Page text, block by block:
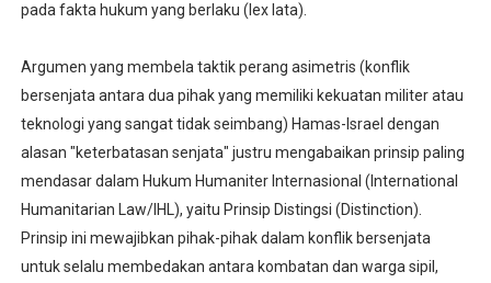
pada fakta hukum yang berlaku (lex lata).
Argumen yang membela taktik perang asimetris (konflik
bersenjata antara dua pihak yang memiliki kekuatan militer atau
teknologi yang sangat tidak seimbang) Hamas-Israel dengan
alasan "keterbatasan senjata" justru mengabaikan prinsip paling
mendasar dalam Hukum Humaniter Internasional (International
Humanitarian Law/IHL), yaitu Prinsip Distingsi (Distinction).
Prinsip ini mewajibkan pihak-pihak dalam konflik bersenjata
untuk selalu membedakan antara kombatan dan warga sipil,